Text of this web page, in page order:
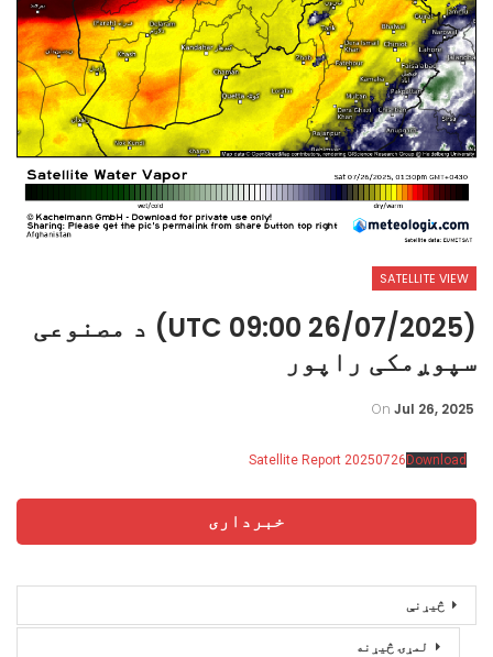
SATELLITE VIEW
(26/07/2025 09:00 UTC) د مصنوعی
سپوږمکی راپور
On Jul 26, 2025
Satellite Report 20250726 Download
خبرداری
څیړنې
لمړۍ څیړنه